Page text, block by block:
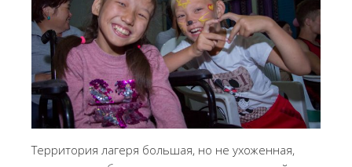
Территория лагеря большая, но не ухоженная,